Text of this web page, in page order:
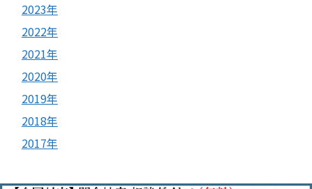
2023年
2022年
2021年
2020年
2019年
2018年
2017年